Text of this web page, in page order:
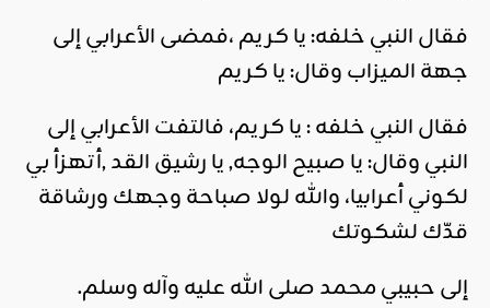
فقال النبي خلفه: يا كريم ،فمضى الأعرابي إلى
جهة الميزاب وقال: يا كريم
فقال النبي خلفه : يا كريم، فالتفت الأعرابي إلى
النبي وقال: يا صبيح الوجه, يا رشيق القد ,أتهزأ بي
لكوني أعرابيا، والله لولا صباحة وجهك ورشاقة
قدّك لشكوتك
إلى حبيبي محمد صلى الله عليه وآله وسلم.